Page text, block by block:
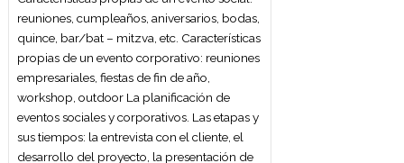
SERVICIO DE ALIMENTOS Y BEBIDAS
Introducción a la restauración. Clasificación.
Empresas que forman parte del sector.
Tipos básicos de menús. El menú y el
servicio. Brigada de salón: Sus funciones
Concepto de servicio. El personal de